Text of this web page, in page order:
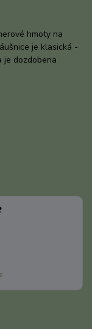
hmoty na
je klasická -
je dozdobena